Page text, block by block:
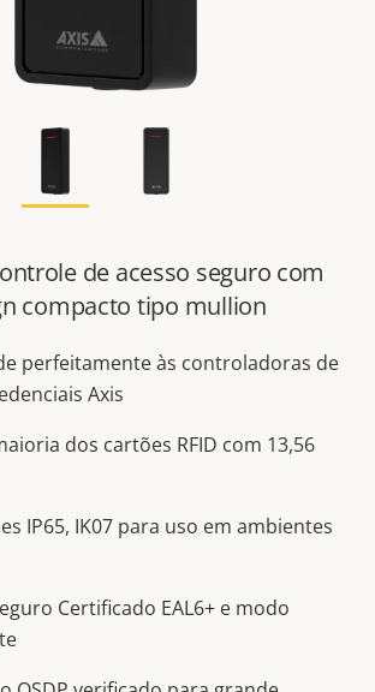
de acesso seguro com
compacto tipo mullion
perfeitamente às controladoras de
Axis
dos cartões RFID com 13,56
IP65, IK07 para uso em ambientes
Certificado EAL6+ e modo